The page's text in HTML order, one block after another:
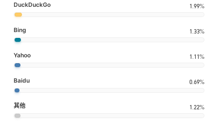
DuckDuckGo 1.99%
Bing 1.33%
Yahoo 1.11%
Baidu 0.69%
其他 1.22%